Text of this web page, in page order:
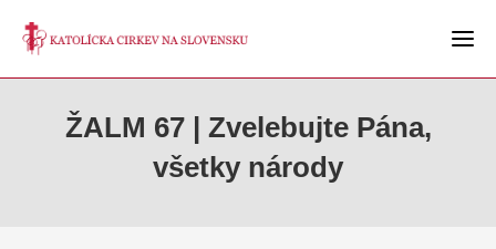
ŽALM 67 | Zvelebujte Pána,
všetky národy